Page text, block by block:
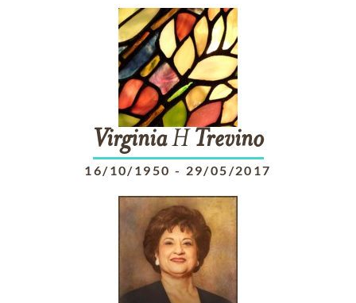
VirginiaH Trevino
16/10/1950 - 29/05/2017